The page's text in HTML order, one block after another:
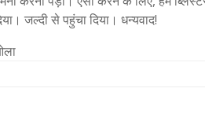
जल्दी से पहुंचा दिया। धन्यवाद!